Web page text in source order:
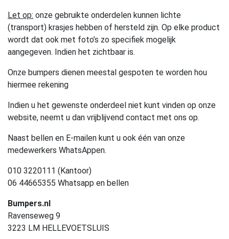
Let op: onze gebruikte onderdelen kunnen lichte
(transport) krasjes hebben of hersteld zijn. Op elke product
wordt dat ook met foto’s zo specifiek mogelijk
aangegeven. Indien het zichtbaar is.
Onze bumpers dienen meestal gespoten te worden hou
hiermee rekening
Indien u het gewenste onderdeel niet kunt vinden op onze
website, neemt u dan vrijblijvend contact met ons op.
Naast bellen en E-mailen kunt u ook één van onze
medewerkers WhatsAppen.
010 3220111 (Kantoor)
06 44665355 Whatsapp en bellen
Bumpers.nl
Ravenseweg 9
3223 LM HELLEVOETSLUIS